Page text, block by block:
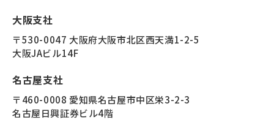
大阪支社
〒530-0047 大阪府大阪市北区西天満1-2-5
大阪JAビル14F
名古屋支社
〒460-0008 愛知県名古屋市中区栄3-2-3
名古屋日興証券ビル4階